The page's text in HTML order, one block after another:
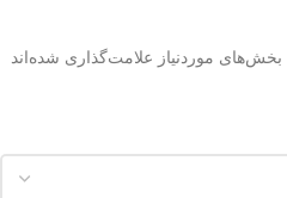
بخش‌های موردنیاز علامت‌گذاری شده‌اند